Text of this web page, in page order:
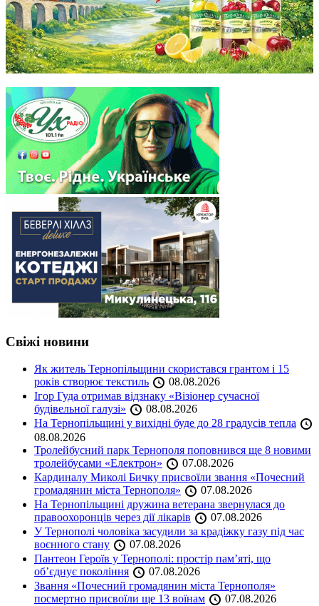
Свіжі новини
Як житель Тернопільщини скористався грантом і 15
років створює текстиль
08.08.2026
Ігор Гуда отримав відзнаку «Візіонер сучасної
будівельної галузі»
08.08.2026
На Тернопільщині у вихідні буде до 28 градусів тепла
08.08.2026
Тролейбусний парк Тернополя поповнився ще 8 новими
тролейбусами «Електрон»
07.08.2026
Кардиналу Миколі Бичку присвоїли звання «Почесний
громадянин міста Тернополя»
07.08.2026
На Тернопільщині дружина ветерана звернулася до
правоохоронців через дії лікарів
07.08.2026
У Тернополі чоловіка засудили за крадіжку газу під час
воєнного стану
07.08.2026
Пантеон Героїв у Тернополі: простір пам’яті, що
об’єднує покоління
07.08.2026
Звання «Почесний громадянин міста Тернополя»
посмертно присвоїли ще 13 воїнам
07.08.2026